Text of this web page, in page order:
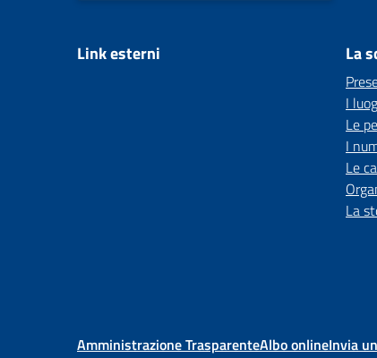
Link esterni La
I
Le
I
Le
La
Amministrazione TrasparenteAlbo onlineInvia